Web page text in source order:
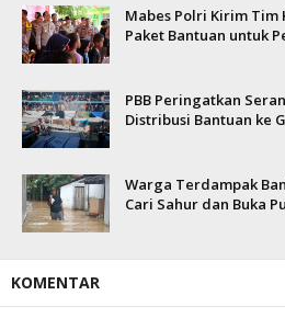
Mabes Polri Kirim Tim
Paket Bantuan untuk
PBB Peringatkan
Distribusi Bantuan ke
Warga Terdampak
Cari Sahur dan Buka
KOMENTAR